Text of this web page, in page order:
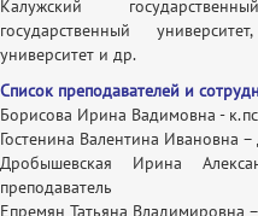
Калужский
государственный
университет и др.
Список преподавателей и
Борисова Ирина Вадимовна -
Гостенина Валентина Ивановна
Дробышевская Ирина
преподаватель
Епремян Татьяна Владимировна